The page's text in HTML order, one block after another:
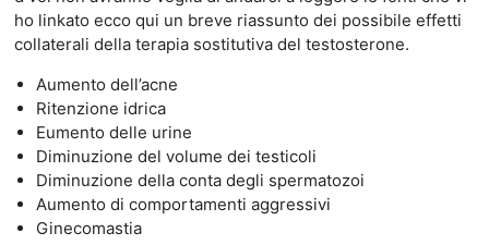
ho linkato ecco qui un breve riassunto dei possibile effetti
collaterali della terapia sostitutiva del testosterone.
Aumento dell’acne
Ritenzione idrica
Eumento delle urine
Diminuzione del volume dei testicoli
Diminuzione della conta degli spermatozoi
Aumento di comportamenti aggressivi
Ginecomastia